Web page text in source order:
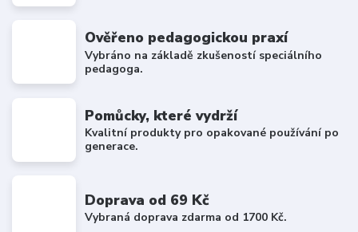
Ověřeno pedagogickou praxí
Vybráno na základě zkušeností speciálního
pedagoga.
Pomůcky, které vydrží
Kvalitní produkty pro opakované používání po
generace.
Doprava od 69 Kč
Vybraná doprava zdarma od 1700 Kč.